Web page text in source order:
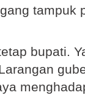
tampuk
bupati.